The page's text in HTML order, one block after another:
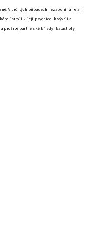
V určitých případech nezapomínáme ani
ústrojí k její psychice, k vývoji a
a prožité partnerské křivdy katastrofy